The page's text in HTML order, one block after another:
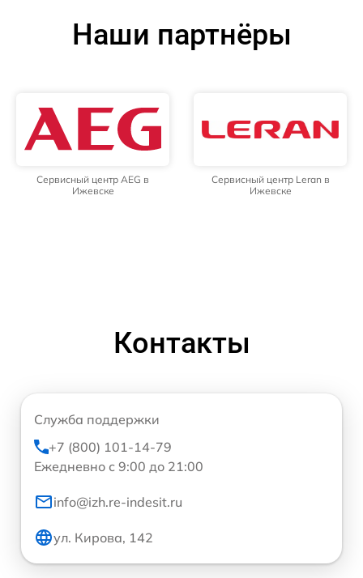
Наши партнёры
Сервисный центр AEG в
Ижевске
Сервисный центр Leran в
Ижевске
Контакты
Служба поддержки
+7 (800) 101-14-79
Ежедневно с 9:00 до 21:00
info@izh.re-indesit.ru
ул. Кирова, 142